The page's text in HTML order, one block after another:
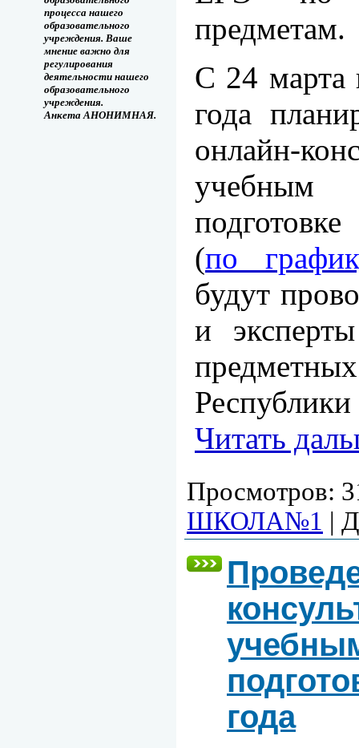
процесса нашего
образовательного
учреждения. Ваше
мнение важно для
регулирования
деятельности нашего
образовательного
учреждения.
Анкета АНОНИМНАЯ.
предметам.
С 24 марта
года
онлайн-
учебным
(по
будут
и
Читать
Просмотров:
ШКОЛА№1 |
года